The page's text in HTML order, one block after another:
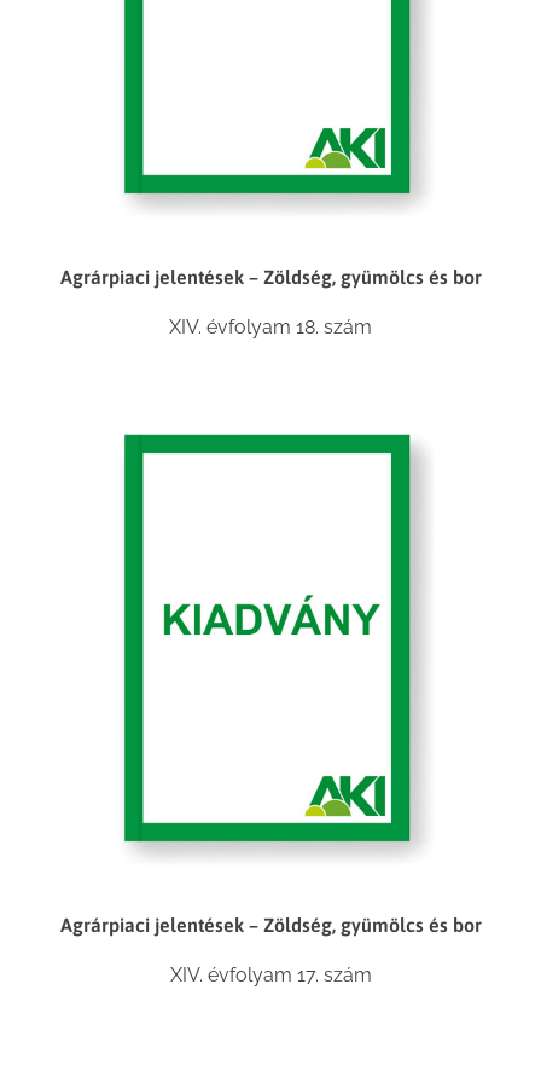
Agrárpiaci jelentések – Zöldség, gyümölcs és bor
XIV. évfolyam 18. szám
Agrárpiaci jelentések – Zöldség, gyümölcs és bor
XIV. évfolyam 17. szám